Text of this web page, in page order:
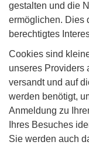
gestalten und die
ermöglichen. Dies
berechtigtes
Cookies sind
unseres Providers
versandt und auf
werden benötigt,
Anmeldung zu
Ihres Besuches
Sie werden auch